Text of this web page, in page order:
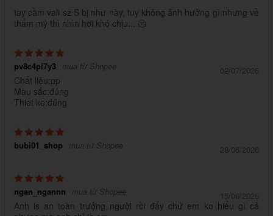
tay cầm vali sz S bị như này, tuy không ảnh hưởng gì nhưng về
thẩm mỹ thì nhìn hơi khó chịu... 🫠
pv8c4pi7y3 mua từ Shopee 02/07/2026
Chất liệu:pp
Màu sắc:đúng
Thiết kế:đúng
bubi01_shop mua từ Shopee 28/06/2026
ngan_ngannn mua từ Shopee 15/06/2026
Anh is an toàn trưởng người rồi đấy chứ em ko hiểu gì cả